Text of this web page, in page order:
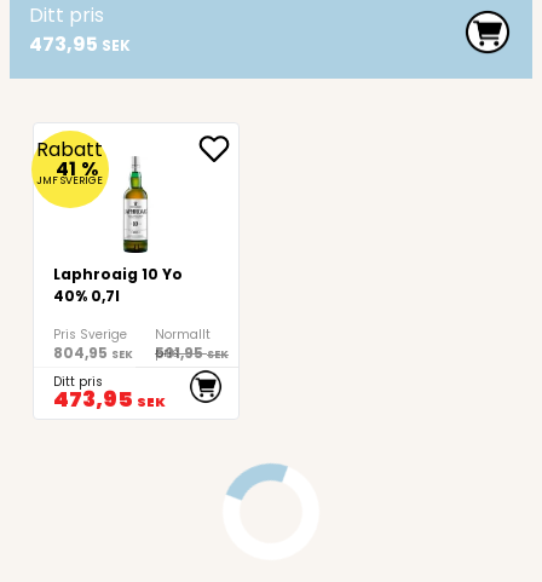
Ditt pris
473,95 SEK
Rabatt
41 %
JMF SVERIGE
Laphroaig 10 Yo
40% 0,7l
Pris Sverige
804,95 SEK
Normallt
pris
591,95 SEK
Ditt pris
473,95 SEK